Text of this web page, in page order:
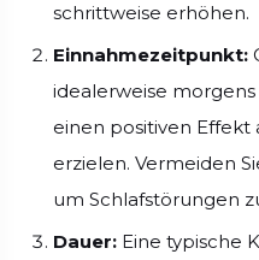
schrittweise erhöhen.
Einnahmezeitpunkt:
idealerweise
einen positiven Effekt
erzielen. Vermeiden
um Schlafstörungen
Dauer: Eine typische